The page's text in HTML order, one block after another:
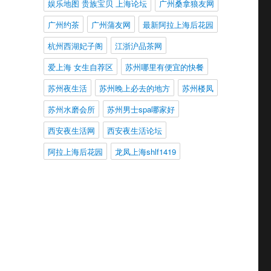
娱乐地图 贵族宝贝 上海论坛
广州桑拿狼友网
广州约茶
广州蒲友网
最新阿拉上海后花园
杭州西湖妃子阁
江浙沪品茶网
爱上海 女生自荐区
苏州哪里有便宜的快餐
苏州夜生活
苏州晚上必去的地方
苏州楼凤
苏州水磨会所
苏州男士spa哪家好
西安夜生活网
西安夜生活论坛
阿拉上海后花园
龙凤上海shlf1419